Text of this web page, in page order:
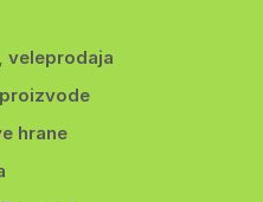
veleprodaja
hrane